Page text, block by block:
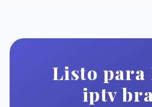
Listo
iptv